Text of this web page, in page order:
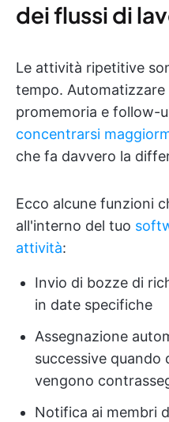
dei flussi di
Le attività ripetitive
tempo.
promemoria e follow-
concentrarsi
che fa davvero la
Ecco alcune funzioni
all'interno del tuo
attività:
Invio di bozze di
in date specifiche
Assegnazione
successive quando
vengono
Notifica ai membri